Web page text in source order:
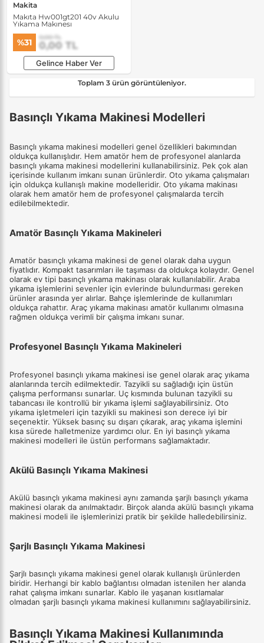
Makita
Makıta Hw001gt201 40v Akulu
Yıkama Makınesı
%31 0,00 TL
0,00 TL
Gelince Haber Ver
Toplam 3 ürün görüntüleniyor.
Basınçlı Yıkama Makinesi Modelleri
Basınçlı yıkama makinesi modelleri genel özellikleri bakımından
oldukça kullanışlıdır. Hem amatör hem de profesyonel alanlarda
basınçlı yıkama makinesi modellerini kullanabilirsiniz. Pek çok alan
içerisinde kullanım imkanı sunan ürünlerdir. Oto yıkama çalışmaları
için oldukça kullanışlı makine modelleridir. Oto yıkama makinası
olarak hem amatör hem de profesyonel çalışmalarda tercih
edilebilmektedir.
Amatör Basınçlı Yıkama Makineleri
Amatör basınçlı yıkama makinesi de genel olarak daha uygun
fiyatlıdır. Kompakt tasarımları ile taşıması da oldukça kolaydır. Genel
olarak ev tipi basınçlı yıkama makinası olarak kullanılabilir. Araba
yıkama işlemlerini sevenler için evlerinde bulundurması gereken
ürünler arasında yer alırlar. Bahçe işlemlerinde de kullanımları
oldukça rahattır. Araç yıkama makinası amatör kullanımı olmasına
rağmen oldukça verimli bir çalışma imkanı sunar.
Profesyonel Basınçlı Yıkama Makineleri
Profesyonel basınçlı yıkama makinesi ise genel olarak araç yıkama
alanlarında tercih edilmektedir. Tazyikli su sağladığı için üstün
çalışma performansı sunarlar. Uç kısmında bulunan tazyikli su
tabancası ile kontrollü bir yıkama işlemi sağlayabilirsiniz. Oto
yıkama işletmeleri için tazyikli su makinesi son derece iyi bir
seçenektir. Yüksek basınç su dışarı çıkarak, araç yıkama işlemini
kısa sürede halletmenize yardımcı olur. En iyi basınçlı yıkama
makinesi modelleri ile üstün performans sağlamaktadır.
Akülü Basınçlı Yıkama Makinesi
Akülü basınçlı yıkama makinesi aynı zamanda şarjlı basınçlı yıkama
makinesi olarak da anılmaktadır. Birçok alanda akülü basınçlı yıkama
makinesi modeli ile işlemlerinizi pratik bir şekilde halledebilirsiniz.
Şarjlı Basınçlı Yıkama Makinesi
Şarjlı basınçlı yıkama makinesi genel olarak kullanışlı ürünlerden
biridir. Herhangi bir kablo bağlantısı olmadan istenilen her alanda
rahat çalışma imkanı sunarlar. Kablo ile yaşanan kısıtlamalar
olmadan şarjlı basınçlı yıkama makinesi kullanımını sağlayabilirsiniz.
Basınçlı Yıkama Makinesi Kullanımında